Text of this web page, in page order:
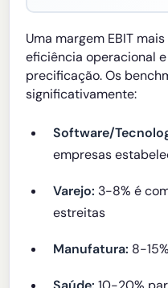
Uma margem EBIT
eficiência operacional
precificação. Os
significativamente:
Software/
empresas
Varejo: 3-8% é
estreitas
Manufatura: 8-